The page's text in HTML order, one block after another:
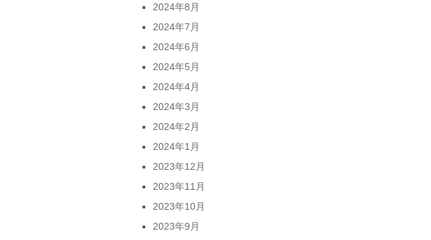
2024年8月
2024年7月
2024年6月
2024年5月
2024年4月
2024年3月
2024年2月
2024年1月
2023年12月
2023年11月
2023年10月
2023年9月